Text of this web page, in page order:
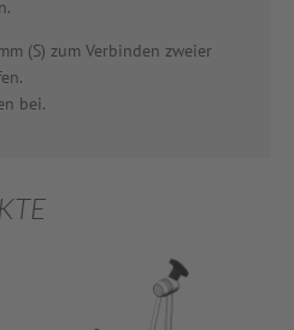
(S) zum Verbinden zweier
bei.